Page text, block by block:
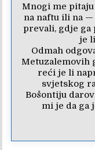
Mnogi me
na naftu ili na
prevali, gdje ga
je
Odmah
Metuzalemovih
reći je li
svjetskog
Bošontiju
mi je da ga